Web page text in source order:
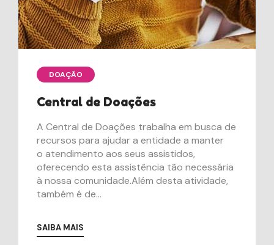
DOAÇÃO
Central de Doações
A Central de Doações trabalha em busca de
recursos para ajudar a entidade a manter
o atendimento aos seus assistidos,
oferecendo esta assistência tão necessária
à nossa comunidade.Além desta atividade,
também é de...
SAIBA MAIS